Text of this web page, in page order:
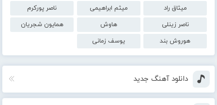
میثاق راد
میثم ابراهیمی
ناصر پورکرم
ناصر زینلی
هاوش
همایون شجریان
هوروش بند
یوسف زمانی
دانلود آهنگ جدید